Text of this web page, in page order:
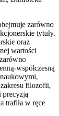
zarówno
tytuły.
oraz
wartości
współczesną
filozofii,
precyzją
trafiła w ręce